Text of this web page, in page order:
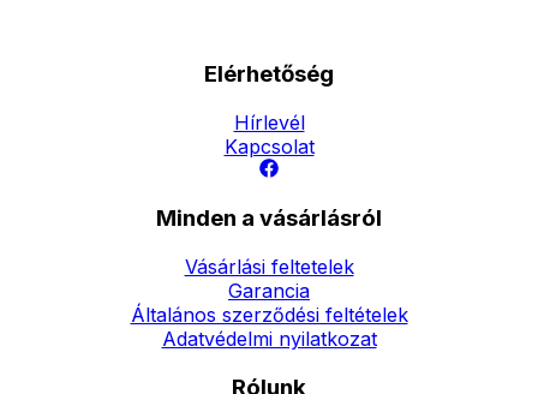
Elérhetőség
Hírlevél
Kapcsolat
Minden a vásárlásról
Vásárlási feltetelek
Garancia
Általános szerződési feltételek
Adatvédelmi nyilatkozat
Rólunk